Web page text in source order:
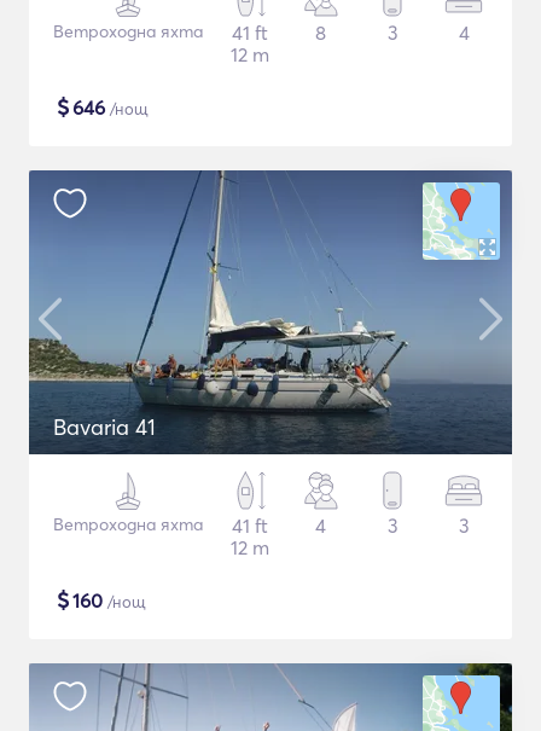
Ветроходна яхта
41 ft
12 m
8 3 4
$646 /нощ
Bavaria 41
Ветроходна яхта
41 ft
12 m
4 3 3
$160 /нощ